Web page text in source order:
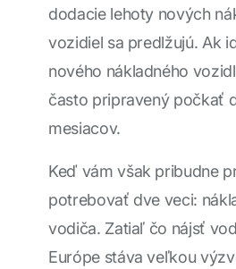
dodacie lehoty nových
vozidiel sa predlžujú. Ak
nového nákladného
často pripravený počkať
mesiacov.
Keď vám však pribudne
potrebovať dve veci:
vodiča. Zatiaľ čo nájsť
Európe stáva veľkou